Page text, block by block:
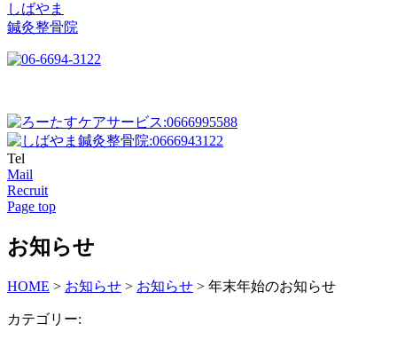
しばやま
鍼灸整骨院
Tel
Mail
Recruit
Page top
お知らせ
HOME > お知らせ > お知らせ > 年末年始のお知らせ
カテゴリー: